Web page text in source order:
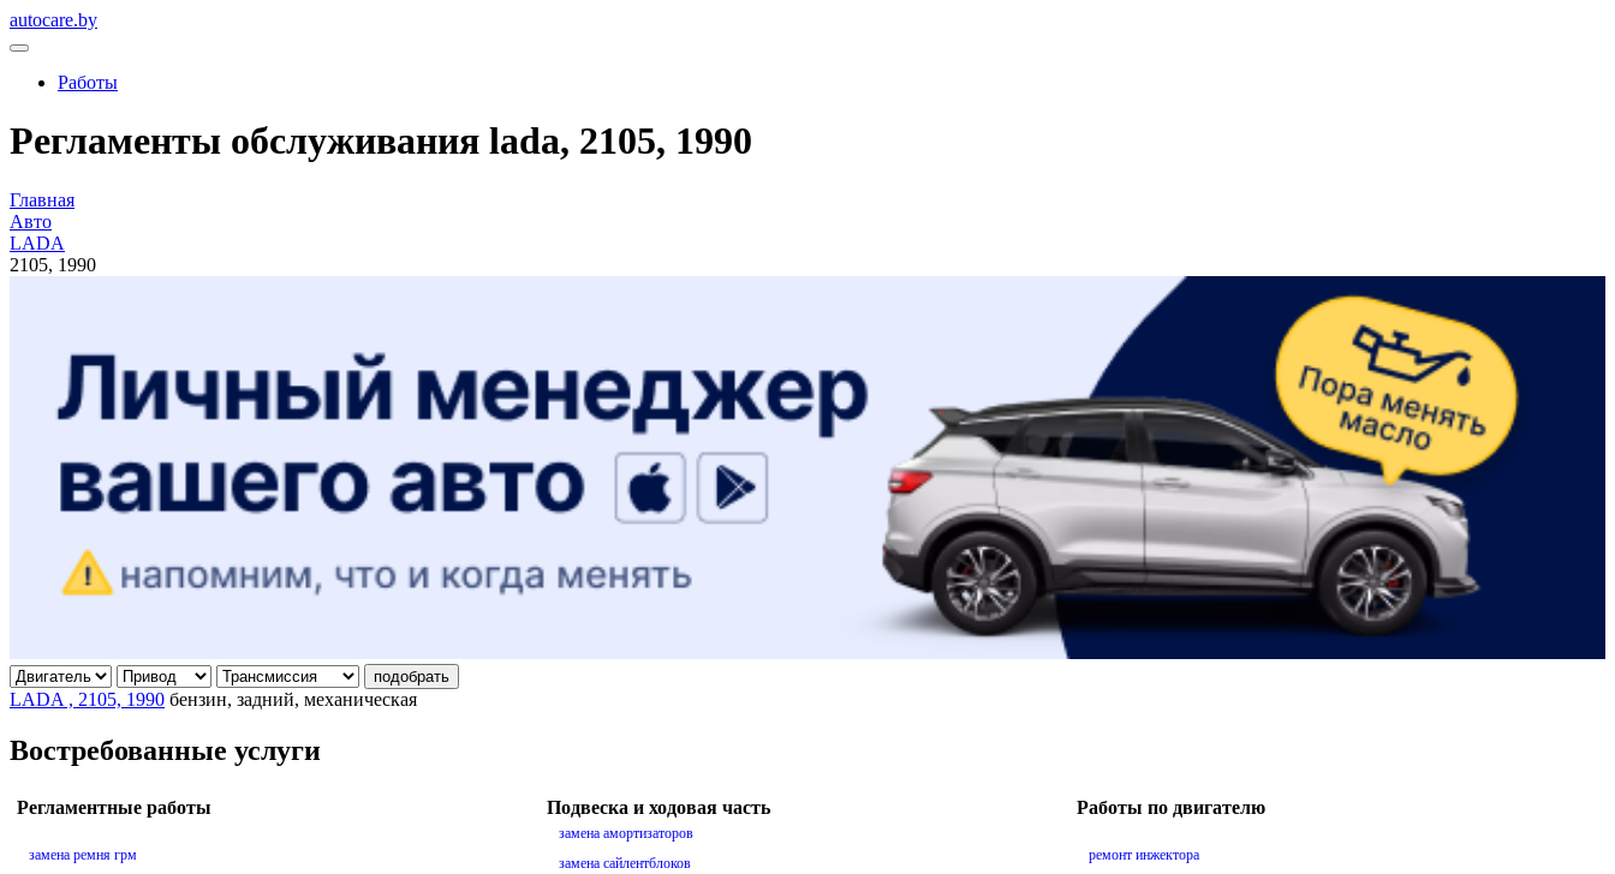
autocare.by
Работы
Регламенты обслуживания lada, 2105, 1990
Главная
Авто
LADA
2105, 1990
подобрать
LADA , 2105, 1990 бензин, задний, механическая
Востребованные услуги
Регламентные работы
замена ремня грм
Подвеска и ходовая часть
замена амортизаторов
замена сайлентблоков
Работы по двигателю
ремонт инжектора